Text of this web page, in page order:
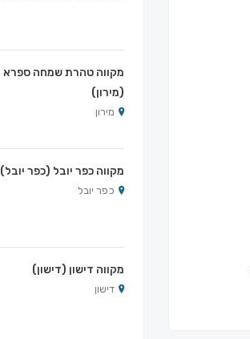
מקווה טהרת שמחה ספרא
(מירון)
מירון
מקווה כפר יובל (כפר יובל)
כפר יובל
מקווה דישון (דישון)
דישון